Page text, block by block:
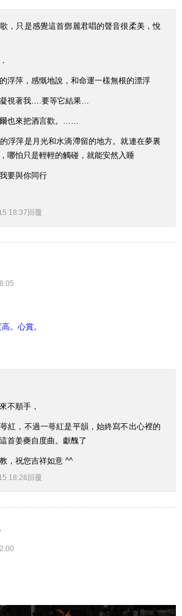
，只是感覺這首鄧麗君唱的聲音很柔美，悅
浮萍，感慨地說，和命運一樣無根的漂浮
視著我….要等它結果…
也來把酒言歡。……
浮萍是月光和水滴滯留的地方。就連在夢裏
哪怕只是輕輕的觸碰，就能安然入睡
要與你同行
18:37回覆
:05
。心賞。
不順手，
紅，不過一萼紅是平韻，始終寫不出心裡的
首姜夔自度曲。獻醜了
，祝您吉祥如意 ^^
18:26回覆
:00